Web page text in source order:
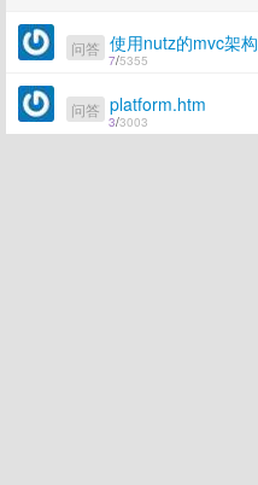
7/5355
问答 使用nutz的mvc架构
3/3003
问答 platform.htm